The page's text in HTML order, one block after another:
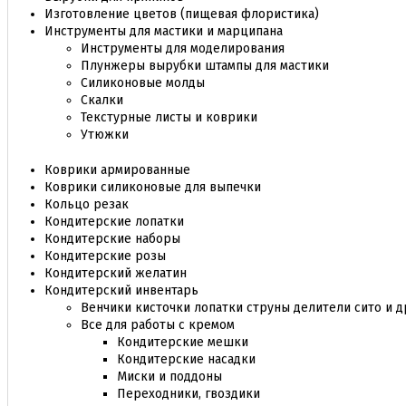
Изготовление цветов (пищевая флористика)
Инструменты для мастики и марципана
Инструменты для моделирования
Плунжеры вырубки штампы для мастики
Силиконовые молды
Скалки
Текстурные листы и коврики
Утюжки
Коврики армированные
Коврики силиконовые для выпечки
Кольцо резак
Кондитерские лопатки
Кондитерские наборы
Кондитерские розы
Кондитерский желатин
Кондитерский инвентарь
Венчики кисточки лопатки струны делители сито и
Все для работы с кремом
Кондитерские мешки
Кондитерские насадки
Миски и поддоны
Переходники, гвоздики